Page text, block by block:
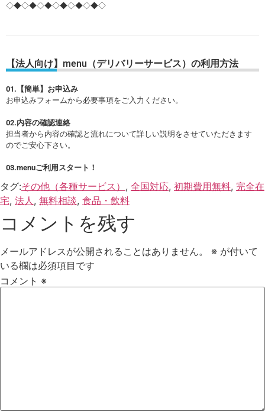
◇◆◇◆◇◆◇◆◇◆◇◆◇
【法人向け】menu（デリバリーサービス）の利用方法
01.【簡単】お申込み
お申込みフォームから必要事項をご入力ください。
02.内容の確認連絡
担当者から内容の確認と流れについて詳しい説明をさせていただきます
のでご安心下さい。
03.menuご利用スタート！
タグ:その他（各種サービス） , 全国対応, 初期費用無料, 完全在
宅, 法人, 無料相談, 食品・飲料
コメントを残す
メールアドレスが公開されることはありません。 ※ が付いて
いる欄は必須項目です
コメント ※